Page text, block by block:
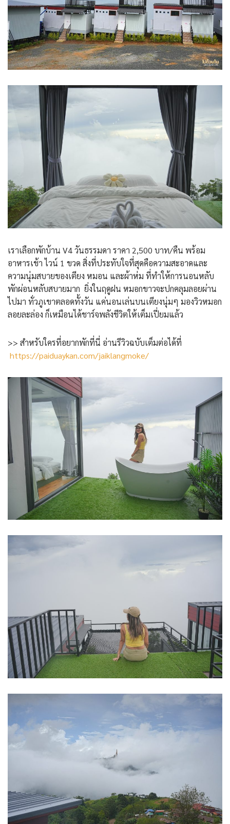
เราเลือกพักบ้าน V4 วันธรรมดา ราคา 2,500 บาท/คืน พร้อม
อาหารเช้า ไวน์ 1 ขวด สิ่งที่ประทับใจที่สุดคือความสะอาดและ
ความนุ่มสบายของเตียง หมอน และผ้าห่ม ที่ทำให้การนอนหลับ
พักผ่อนหลับสบายมาก ยิ่งในฤดูฝน หมอกขาวจะปกคลุมลอยผ่าน
ไปมา ทั่วภูเขาตลอดทั้งวัน แค่นอนเล่นบนเตียงนุ่มๆ มองวิวหมอก
ลอยละล่อง ก็เหมือนได้ชาร์จพลังชีวิตให้เต็มเปี่ยมแล้ว
>> สำหรับใครที่อยากพักที่นี่ อ่านรีวิวฉบับเต็มต่อได้ที่
https://paiduaykan.com/jaiklangmoke/